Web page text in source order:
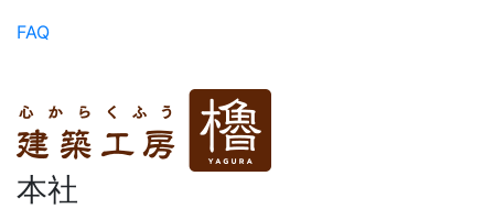
FAQ
本社